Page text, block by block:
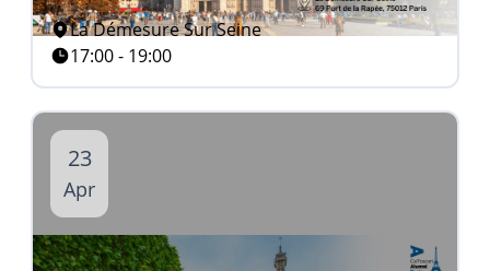
La Démesure Sur Seine
17:00 - 19:00
23
Apr